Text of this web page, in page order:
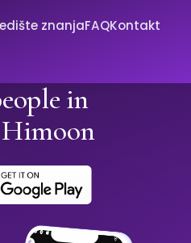
znanjaFAQKontakt
in